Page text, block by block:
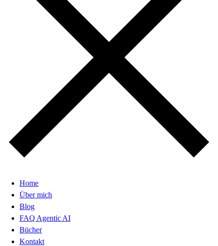
Home
Über mich
Blog
FAQ Agentic AI
Bücher
Kontakt